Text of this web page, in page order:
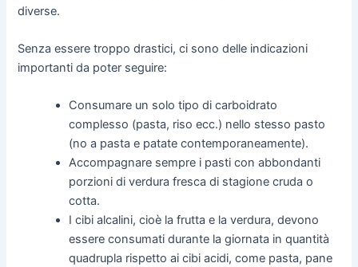
diverse.
Senza essere troppo drastici, ci sono delle indicazioni
importanti da poter seguire:
Consumare un solo tipo di carboidrato
complesso (pasta, riso ecc.) nello stesso pasto
(no a pasta e patate contemporaneamente).
Accompagnare sempre i pasti con abbondanti
porzioni di verdura fresca di stagione cruda o
cotta.
I cibi alcalini, cioè la frutta e la verdura, devono
essere consumati durante la giornata in quantità
quadrupla rispetto ai cibi acidi, come pasta, pane